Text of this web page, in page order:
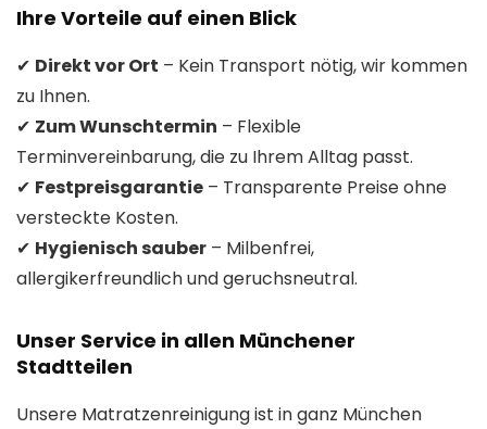
Ihre Vorteile auf einen Blick
✔ Direkt vor Ort – Kein Transport nötig, wir kommen
zu Ihnen.
✔ Zum Wunschtermin – Flexible
Terminvereinbarung, die zu Ihrem Alltag passt.
✔ Festpreisgarantie – Transparente Preise ohne
versteckte Kosten.
✔ Hygienisch sauber – Milbenfrei,
allergikerfreundlich und geruchsneutral.
Unser Service in allen Münchener
Stadtteilen
Unsere Matratzenreinigung ist in ganz München